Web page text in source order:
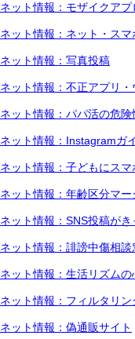
ネット情報：モザイクアプ
ネット情報：ネット・ス
ネット情報：写真投稿
ネット情報：不正アプリ・
ネット情報：パパ活の危険
ネット情報：Instagramガ
ネット情報：子どもにスマ
ネット情報：年齢区分マー
ネット情報：SNS投稿がき
ネット情報：誹謗中傷相談
ネット情報：生活リズムの
ネット情報：フィルタリン
ネット情報：偽通販サイト